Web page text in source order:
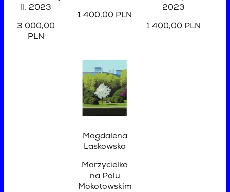
II, 2023
3 000,00
PLN
1 400,00 PLN
2023
1 400,00 PLN
Magdalena
Laskowska
Marzycielka
na Polu
Mokotowskim